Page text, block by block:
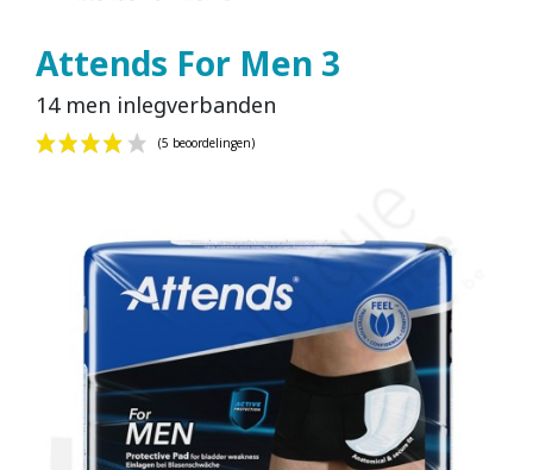
Attends For Men 3
14 men inlegverbanden